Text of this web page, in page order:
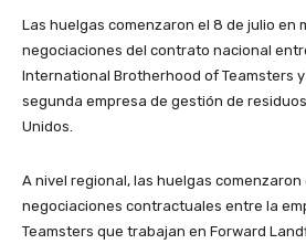
Las huelgas comenzaron el 8 de julio en
negociaciones del contrato nacional
International Brotherhood of Teamsters y
segunda empresa de gestión de
Unidos.
A nivel regional, las huelgas comenzaron
negociaciones contractuales entre la
Teamsters que trabajan en Forward